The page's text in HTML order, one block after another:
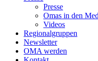
Presse
Omas in den
Videos
Regionalgruppen
Newsletter
OMA werden